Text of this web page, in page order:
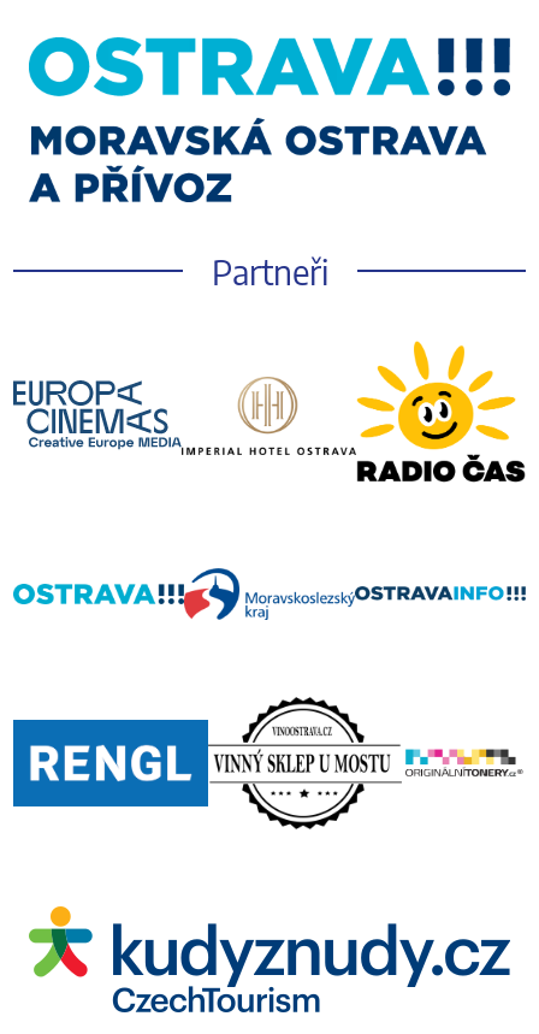
Partneři